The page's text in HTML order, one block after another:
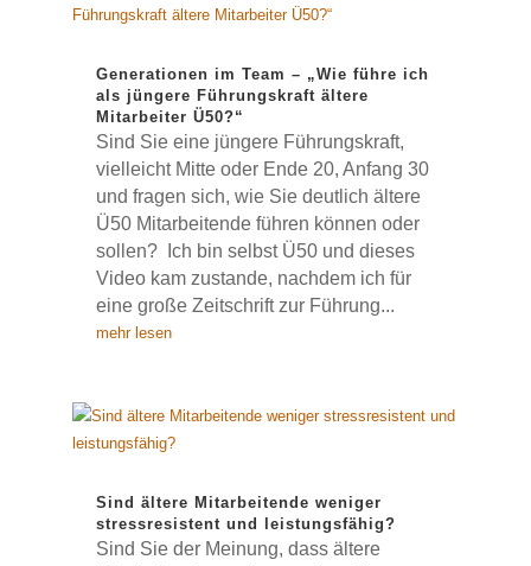
Generationen im Team – „Wie führe ich
als jüngere Führungskraft ältere
Mitarbeiter Ü50?“
Sind Sie eine jüngere Führungskraft,
vielleicht Mitte oder Ende 20, Anfang 30
und fragen sich, wie Sie deutlich ältere
Ü50 Mitarbeitende führen können oder
sollen? Ich bin selbst Ü50 und dieses
Video kam zustande, nachdem ich für
eine große Zeitschrift zur Führung...
mehr lesen
Sind ältere Mitarbeitende weniger
stressresistent und leistungsfähig?
Sind Sie der Meinung, dass ältere